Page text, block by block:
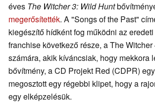
éves The Witcher 3: Wild Hunt
megerősítették. A "Songs of the Past"
kiegészítő hídként fog működni az
franchise következő része, a The
számára, akik kíváncsiak, hogy mekkora
bővítmény, a CD Projekt Red (CDPR)
megosztott egy régebbi klipet, hogy a
egy elképzelésük.